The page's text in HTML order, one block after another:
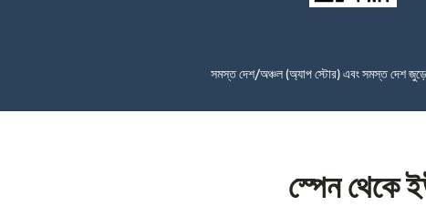
সমস্ত দেশ/অঞ্চল (অ্যাপ স্টোর) এবং সমস্ত দেশ জুড়ে
স্পেন থেকে